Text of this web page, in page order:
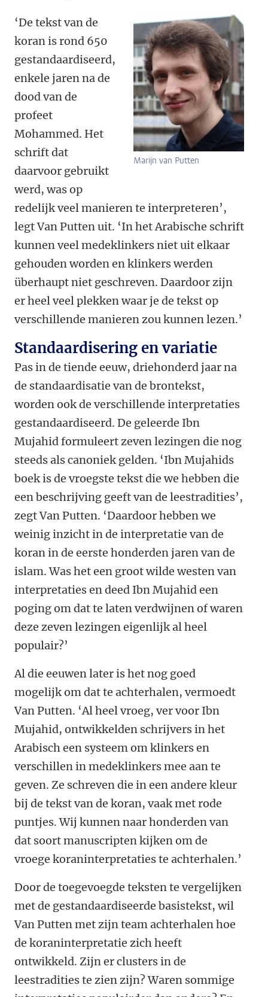
Marijn van Putten
‘De tekst van de
koran is rond 650
gestandaardiseerd,
enkele jaren na de
dood van de
profeet
Mohammed. Het
schrift dat
daarvoor gebruikt
werd, was op
redelijk veel manieren te interpreteren’,
legt Van Putten uit. ‘In het Arabische schrift
kunnen veel medeklinkers niet uit elkaar
gehouden worden en klinkers werden
überhaupt niet geschreven. Daardoor zijn
er heel veel plekken waar je de tekst op
verschillende manieren zou kunnen lezen.’
Standaardisering en variatie
Pas in de tiende eeuw, driehonderd jaar na
de standaardisatie van de brontekst,
worden ook de verschillende interpretaties
gestandaardiseerd. De geleerde Ibn
Mujahid formuleert zeven lezingen die nog
steeds als canoniek gelden. ‘Ibn Mujahids
boek is de vroegste tekst die we hebben die
een beschrijving geeft van de leestradities’,
zegt Van Putten. ‘Daardoor hebben we
weinig inzicht in de interpretatie van de
koran in de eerste honderden jaren van de
islam. Was het een groot wilde westen van
interpretaties en deed Ibn Mujahid een
poging om dat te laten verdwijnen of waren
deze zeven lezingen eigenlijk al heel
populair?’
Al die eeuwen later is het nog goed
mogelijk om dat te achterhalen, vermoedt
Van Putten. ‘Al heel vroeg, ver voor Ibn
Mujahid, ontwikkelden schrijvers in het
Arabisch een systeem om klinkers en
verschillen in medeklinkers mee aan te
geven. Ze schreven die in een andere kleur
bij de tekst van de koran, vaak met rode
puntjes. Wij kunnen naar honderden van
dat soort manuscripten kijken om de
vroege koraninterpretaties te achterhalen.’
Door de toegevoegde teksten te vergelijken
met de gestandaardiseerde basistekst, wil
Van Putten met zijn team achterhalen hoe
de koraninterpretatie zich heeft
ontwikkeld. Zijn er clusters in de
leestradities te zien zijn? Waren sommige